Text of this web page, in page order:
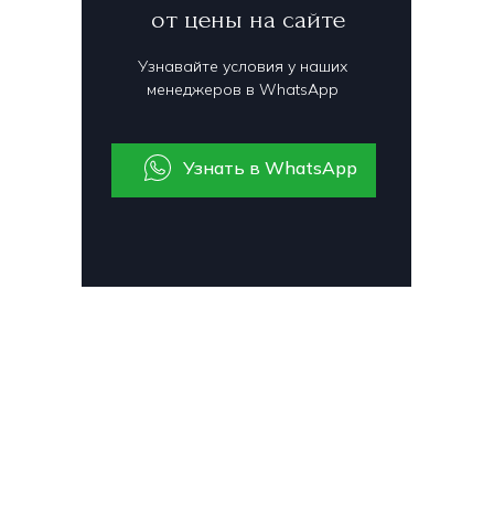
от цены на сайте
Узнавайте условия у наших
менеджеров в WhatsApp
Узнать в WhatsApp